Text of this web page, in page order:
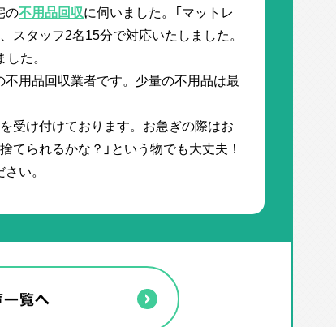
の不用品回収に伺いました。「マットレ
スタッフ2名15分で対応いたしました。
た。
用品回収業者です。少量の不用品は最
受け付けております。お急ぎの際はお
てられるかな？」という物でも大丈夫！
い。
覧へ